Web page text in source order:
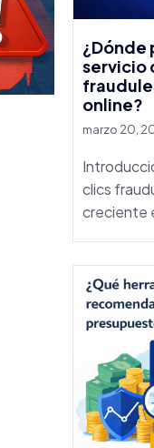
¿Dónde
servicio
online?
marzo 20,
clics
creciente